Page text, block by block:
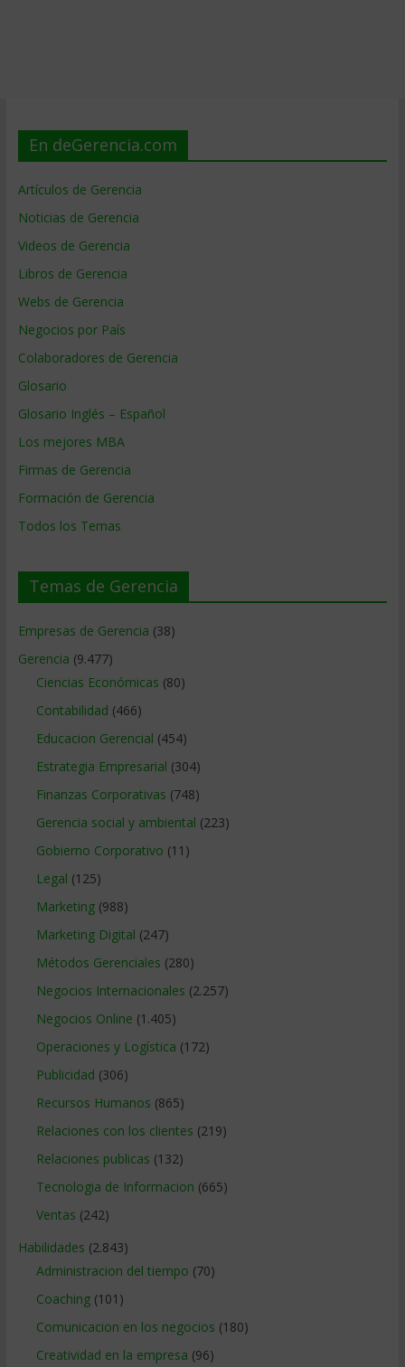
En deGerencia.com
Artículos de Gerencia
Noticias de Gerencia
Videos de Gerencia
Libros de Gerencia
Webs de Gerencia
Negocios por País
Colaboradores de Gerencia
Glosario
Glosario Inglés – Español
Los mejores MBA
Firmas de Gerencia
Formación de Gerencia
Todos los Temas
Temas de Gerencia
Empresas de Gerencia (38)
Gerencia (9.477)
Ciencias Económicas (80)
Contabilidad (466)
Educacion Gerencial (454)
Estrategia Empresarial (304)
Finanzas Corporativas (748)
Gerencia social y ambiental (223)
Gobierno Corporativo (11)
Legal (125)
Marketing(988)
Marketing Digital (247)
Métodos Gerenciales (280)
Negocios Internacionales (2.257)
Negocios Online (1.405)
Operaciones y Logística (172)
Publicidad (306)
Recursos Humanos (865)
Relaciones con los clientes (219)
Relaciones publicas (132)
Tecnologia de Informacion (665)
Ventas (242)
Habilidades (2.843)
Administracion del tiempo (70)
Coaching(101)
Comunicacion en los negocios (180)
Creatividad en la empresa (96)